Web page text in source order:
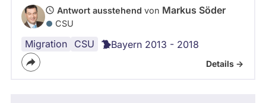
Antwort ausstehend von Markus Söder
CSU
Migration CSU
Vereinte
Nationen
Bayern 2013 - 2018
Details ->